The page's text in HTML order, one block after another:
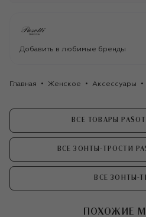
Добавить в любимые бренды
Главная Женское Аксессуары
ВСЕ ТОВАРЫ
ВСЕ ЗОНТЫ-ТРОСТИ
ВСЕ ЗОНТЫ-
ПОХОЖИЕ